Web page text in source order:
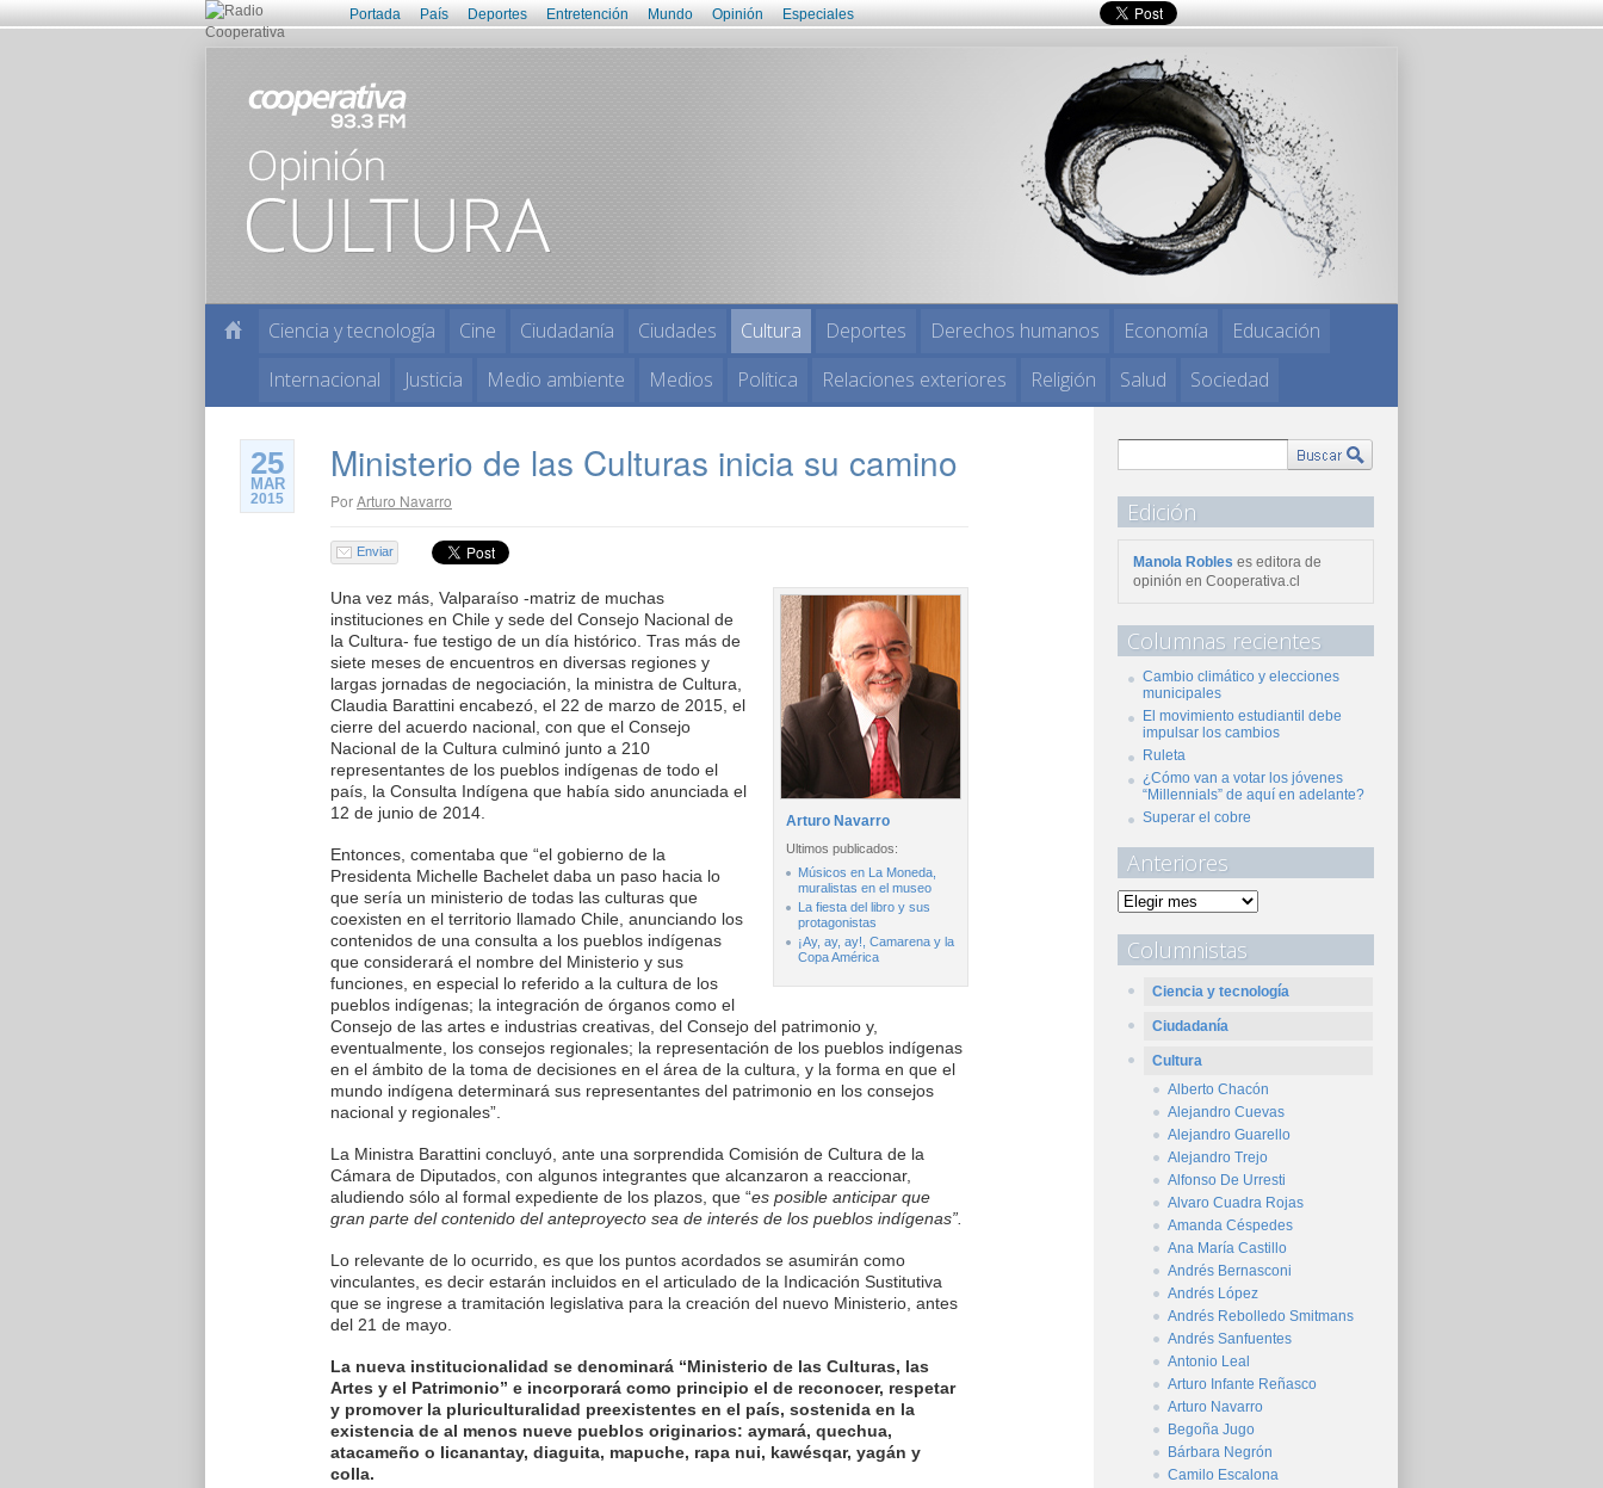
Portada País Deportes Entretención Mundo Opinión Especiales
Ciencia y tecnología Cine Ciudadanía Ciudades Cultura Deportes Derechos humanos Economía
Educación
Internacional
Justicia Medio ambiente Medios Política Relaciones exteriores Religión Salud Sociedad
25
MAR
2015
Ministerio de las Culturas inicia su camino
PorArturo Navarro
Enviar
Arturo Navarro
Ultimos publicados:
Músicos en La Moneda,
muralistas en el museo
La fiesta del libro y sus
protagonistas
¡Ay, ay, ay!, Camarena y la
Copa América
Una vez más, Valparaíso -matriz de muchas
instituciones en Chile y sede del Consejo Nacional de
la Cultura- fue testigo de un día histórico. Tras más de
siete meses de encuentros en diversas regiones y
largas jornadas de negociación, la ministra de Cultura,
Claudia Barattini encabezó, el 22 de marzo de 2015, el
cierre del acuerdo nacional, con que el Consejo
Nacional de la Cultura culminó junto a 210
representantes de los pueblos indígenas de todo el
país, la Consulta Indígena que había sido anunciada el
12 de junio de 2014.
Entonces, comentaba que “el gobierno de la
Presidenta Michelle Bachelet daba un paso hacia lo
que sería un ministerio de todas las culturas que
coexisten en el territorio llamado Chile, anunciando los
contenidos de una consulta a los pueblos indígenas
que considerará el nombre del Ministerio y sus
funciones, en especial lo referido a la cultura de los
pueblos indígenas; la integración de órganos como el
Consejo de las artes e industrias creativas, del Consejo del patrimonio y,
eventualmente, los consejos regionales; la representación de los pueblos indígenas
en el ámbito de la toma de decisiones en el área de la cultura, y la forma en que el
mundo indígena determinará sus representantes del patrimonio en los consejos
nacional y regionales”.
La Ministra Barattini concluyó, ante una sorprendida Comisión de Cultura de la
Cámara de Diputados, con algunos integrantes que alcanzaron a reaccionar,
aludiendo sólo al formal expediente de los plazos, que “es posible anticipar que
gran parte del contenido del anteproyecto sea de interés de los pueblos indígenas”.
Lo relevante de lo ocurrido, es que los puntos acordados se asumirán como
vinculantes, es decir estarán incluidos en el articulado de la Indicación Sustitutiva
que se ingrese a tramitación legislativa para la creación del nuevo Ministerio, antes
del 21 de mayo.
La nueva institucionalidad se denominará “Ministerio de las Culturas, las
Artes y el Patrimonio” e incorporará como principio el de reconocer, respetar
y promover la pluriculturalidad preexistentes en el país, sostenida en la
existencia de al menos nueve pueblos originarios: aymará, quechua,
atacameño o licanantay, diaguita, mapuche, rapa nui, kawésqar, yagán y
colla.
Edición
Manola Robles es editora de
opinión en Cooperativa.cl
Columnas recientes
Cambio climático y elecciones
municipales
El movimiento estudiantil debe
impulsar los cambios
Ruleta
¿Cómo van a votar los jóvenes
“Millennials” de aquí en adelante?
Superar el cobre
Anteriores
Columnistas
Ciencia y tecnología
Ciudadanía
Cultura
Alberto Chacón
Alejandro Cuevas
Alejandro Guarello
Alejandro Trejo
Alfonso De Urresti
Alvaro Cuadra Rojas
Amanda Céspedes
Ana María Castillo
Andrés Bernasconi
Andrés López
Andrés Rebolledo Smitmans
Andrés Sanfuentes
Antonio Leal
Arturo Infante Reñasco
Arturo Navarro
Begoña Jugo
Bárbara Negrón
Camilo Escalona